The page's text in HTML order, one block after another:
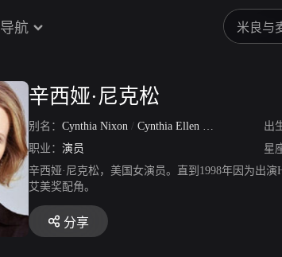
导航
辛西娅·尼克松
别名： Cynthia Nixon / Cynthia Ellen Nixon 出
职业： 演员 星
辛西娅·尼克松，美国女演员。直到1998年因为出
艾美奖配角。
分享